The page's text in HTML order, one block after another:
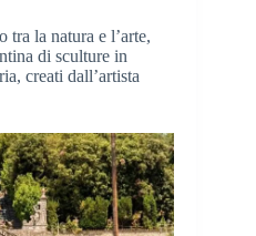
tra la natura e l’arte,
di sculture in
creati dall’artista